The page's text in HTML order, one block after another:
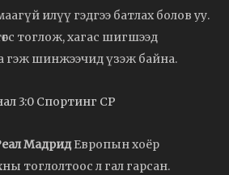
илүү гэдгээ батлах болов уу.
тоглож, хагас шигшээд
гэж шинжээчид үзэж байна.
3:0 Спортинг CP
МадридЕвропын хоёр
тоглолтоос л гал гарсан.